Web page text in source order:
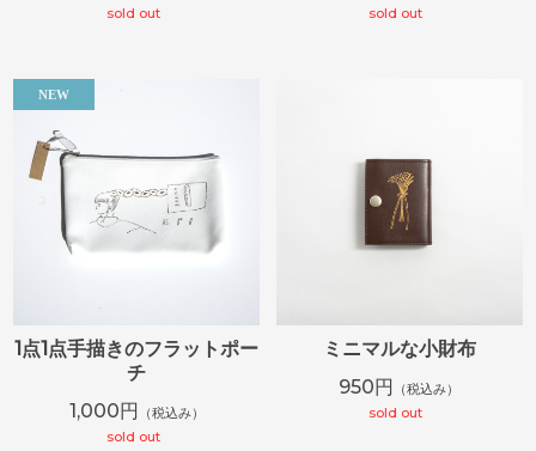
sold out
sold out
1点1点手描きのフラットポー
チ
1,000円
（税込み）
sold out
ミニマルな小財布
950円
（税込み）
sold out